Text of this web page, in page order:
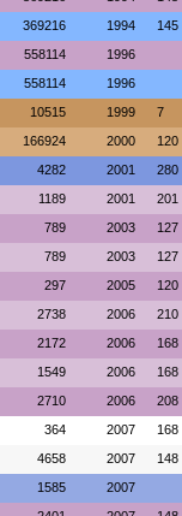
369216 1994 145
558114 1996
558114 1996
10515 1999 7
166924 2000 120
4282 2001 280
1189 2001 201
789 2003 127
789 2003 127
297 2005 120
2738 2006 210
2172 2006 168
1549 2006 168
2710 2006 208
364 2007 168
4658 2007 148
1585 2007